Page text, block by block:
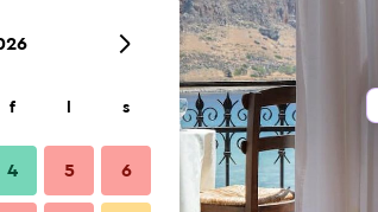
f s
4 5 6